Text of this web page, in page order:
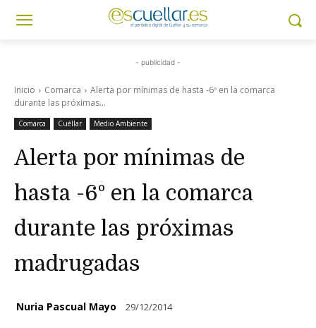
- publicidad -
Inicio Comarca
Alerta por mínimas de hasta -6º en la comarca
durante las próximas...
Comarca Cuéllar Medio Ambiente
Alerta por mínimas de
hasta -6º en la comarca
durante las próximas
madrugadas
Nuria Pascual Mayo 29/12/2014